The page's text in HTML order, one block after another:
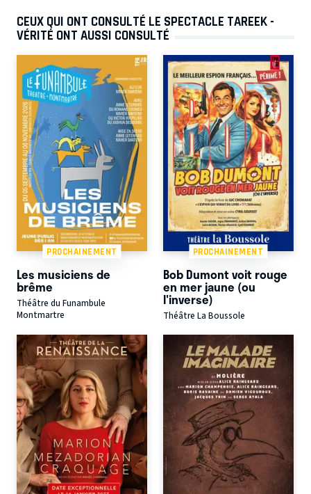
CEUX QUI ONT CONSULTÉ LE SPECTACLE TAREEK -
VÉRITÉ ONT AUSSI CONSULTÉ
PROCHAINEMENT
Les musiciens de
brême
Théâtre du Funambule
Montmartre
PROCHAINEMENT
Bob Dumont voit rouge
en mer jaune (ou
l'inverse)
Théâtre La Boussole